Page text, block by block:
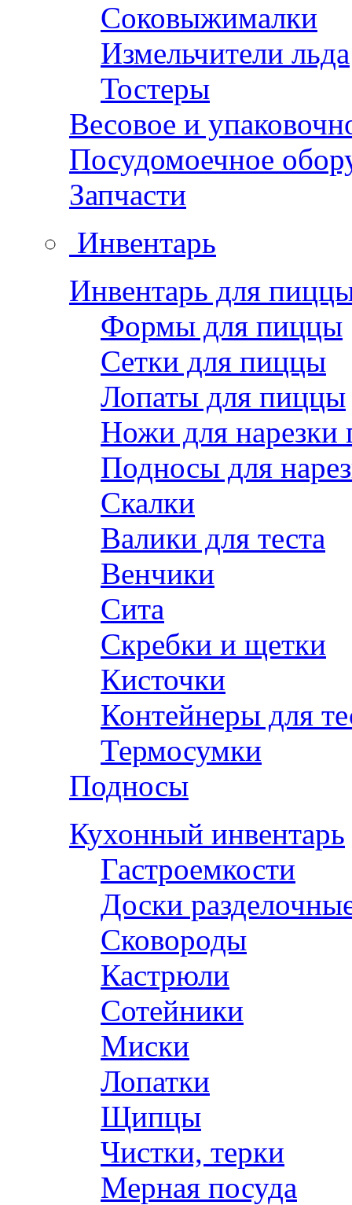
Соковыжималки
Измельчители льда
Тостеры
Весовое и
Посудомоечное
Запчасти
Инвентарь
Инвентарь для
Формы для пиццы
Сетки для пиццы
Лопаты для пиццы
Ножи для нарезки
Подносы для
Скалки
Валики для теста
Венчики
Сита
Скребки и щетки
Кисточки
Контейнеры для
Термосумки
Подносы
Кухонный инвентарь
Гастроемкости
Доски
Сковороды
Кастрюли
Сотейники
Миски
Лопатки
Щипцы
Чистки, терки
Мерная посуда